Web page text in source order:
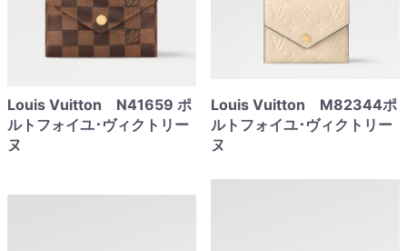
Louis Vuitton N41659 ポ
ルトフォイユ･ヴィクトリー
ヌ
Louis Vuitton M82344ポ
ルトフォイユ･ヴィクトリー
ヌ